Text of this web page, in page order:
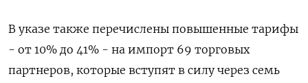
В указе также перечислены повышенные тарифы
- от 10% до 41% - на импорт 69 торговых
партнеров, которые вступят в силу через семь